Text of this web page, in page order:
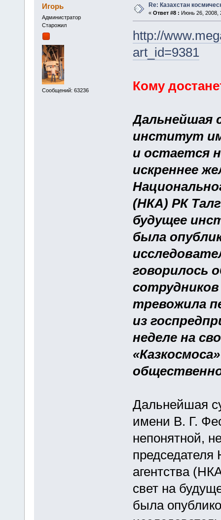
Игорь
Администратор
Старожил
Сообщений: 63236
Re: Казахстан
« Ответ #8 : Июнь 26, 2008,
http://
art_id=9381
Кому
Дальнейшая
институт
и остается
искреннее
(НКА) РК
будущее
была
говорилось
тревожила
из
неделе на
Дальнейшая
имени В. Г.
непонятной,
председателя
агентства
свет на
была